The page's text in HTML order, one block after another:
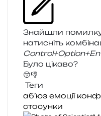
Знайшли
нати­сніть
Було цікаво?
😚👎
Теги
аб’юз емоції
стосунки